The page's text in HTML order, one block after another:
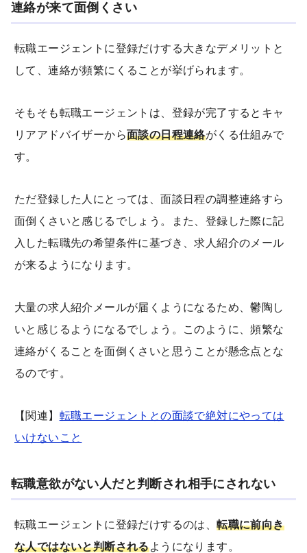
連絡が来て面倒くさい
転職エージェントに登録だけする大きなデメリットと
して、連絡が頻繁にくることが挙げられます。
そもそも転職エージェントは、登録が完了するとキャ
リアアドバイザーから面談の日程連絡がくる仕組みで
す。
ただ登録した人にとっては、面談日程の調整連絡すら
面倒くさいと感じるでしょう。また、登録した際に記
入した転職先の希望条件に基づき、求人紹介のメール
が来るようになります。
大量の求人紹介メールが届くようになるため、鬱陶し
いと感じるようになるでしょう。このように、頻繁な
連絡がくることを面倒くさいと思うことが懸念点とな
るのです。
【関連】 転職エージェントとの面談で絶対にやっては
いけないこと
転職意欲がない人だと判断され相手にされない
転職エージェントに登録だけするのは、転職に前向き
な人ではないと判断されるようになります。